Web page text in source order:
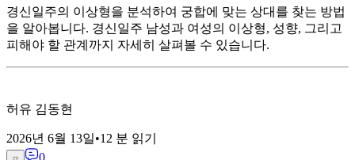
경신일주의 이상형을 분석하여 궁합에 맞는 상대를 찾는 방법
을 알아봅니다. 경신일주 남성과 여성의 이상형, 성향, 그리고
피해야 할 관계까지 자세히 살펴볼 수 있습니다.
허유 김동현
2026년 6월 13일•12 분 읽기
0